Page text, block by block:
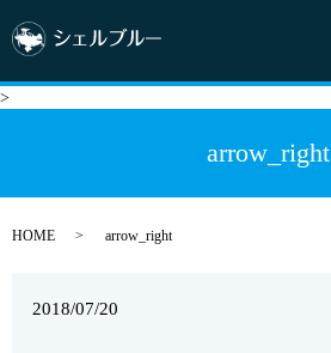
>
arrow_right
HOME arrow_right
2018/07/20